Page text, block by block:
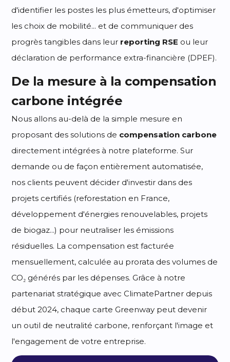
d'identifier les postes les plus émetteurs, d'optimiser
les choix de mobilité... et de communiquer des
progrès tangibles dans leur reporting RSE ou leur
déclaration de performance extra-financière (DPEF).
De la mesure à la compensation
carbone intégrée
Nous allons au-delà de la simple mesure en
proposant des solutions de compensation carbone
directement intégrées à notre plateforme. Sur
demande ou de façon entièrement automatisée,
nos clients peuvent décider d'investir dans des
projets certifiés (reforestation en France,
développement d'énergies renouvelables, projets
de biogaz...) pour neutraliser les émissions
résiduelles. La compensation est facturée
mensuellement, calculée au prorata des volumes de
CO₂ générés par les dépenses. Grâce à notre
partenariat stratégique avec ClimatePartner depuis
début 2024, chaque carte Greenway peut devenir
un outil de neutralité carbone, renforçant l'image et
l'engagement de votre entreprise.